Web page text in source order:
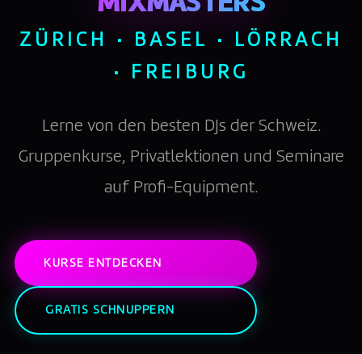
ZÜRICH · BASEL · LÖRRACH
· FREIBURG
Lerne von den besten DJs der Schweiz.
Gruppenkurse, Privatlektionen und Seminare
auf Profi-Equipment.
KURSE ENTDECKEN
GRATIS SCHNUPPERN